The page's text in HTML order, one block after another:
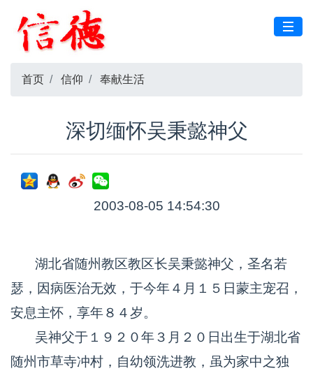
首页 信仰 奉献生活
深切缅怀吴秉懿神父
2003-08-05 14:54:30
湖北省随州教区教区长吴秉懿神父，圣名若
瑟，因病医治无效，于今年４月１５日蒙主宠召，
安息主怀，享年８４岁。
吴神父于１９２０年３月２０日出生于湖北省
随州市草寺冲村，自幼领洗进教，虽为家中之独